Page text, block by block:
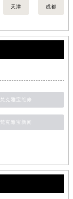
天津 成都
梵克雅宝维修
梵克雅宝新闻